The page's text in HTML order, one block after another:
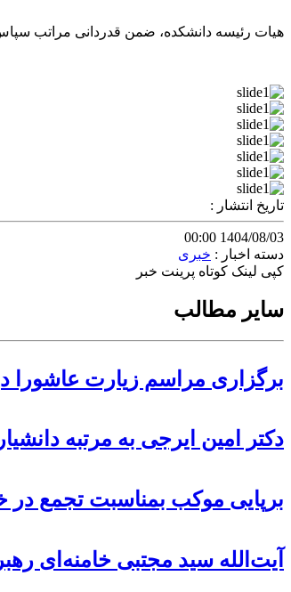
هیات رئیسه دانشکده، ضمن قدردانی مراتب
تاریخ انتشار :
1404/08/03 00:00
دسته اخبار : خبری
کپی لینک کوتاه پرینت خبر
سایر مطالب
برگزاری مراسم زیارت
دکتر امین ایرجی به مرتبه
برپایی موکب بمناسبت تجمع در
آیت‌الله سید مجتبی خامنه‌ای